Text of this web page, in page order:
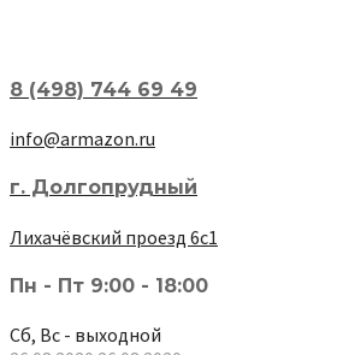
8 (498) 744 69 49
info@armazon.ru
г. Долгопрудный
Лихачёвский проезд 6с1
Пн - Пт 9:00 - 18:00
Сб, Вс - выходной